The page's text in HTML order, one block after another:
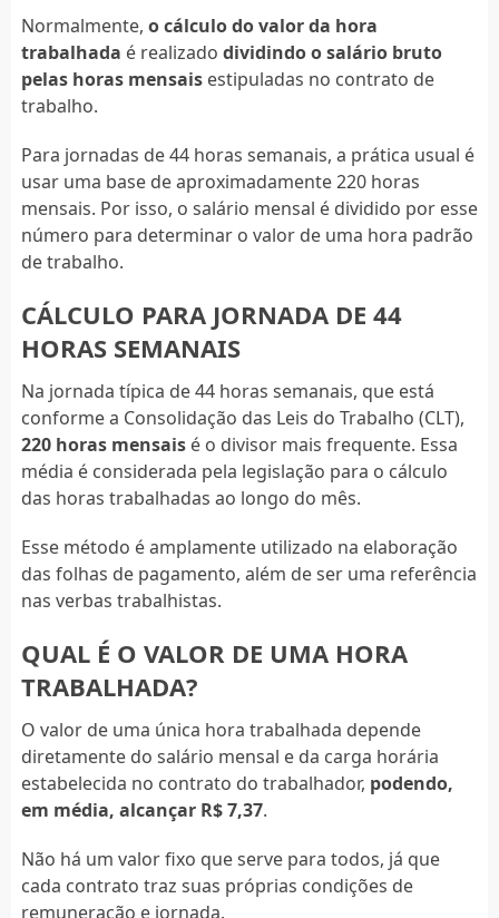
Normalmente, o cálculo do valor da hora
trabalhada é realizado dividindo o salário bruto
pelas horas mensaisestipuladas no contrato de
trabalho.
Para jornadas de 44 horas semanais, a prática usual é
usar uma base de aproximadamente 220 horas
mensais. Por isso, o salário mensal é dividido por esse
número para determinar o valor de uma hora padrão
de trabalho.
CÁLCULO PARA JORNADA DE 44
HORAS SEMANAIS
Na jornada típica de 44 horas semanais, que está
conforme a Consolidação das Leis do Trabalho (CLT),
220 horas mensaisé o divisor mais frequente. Essa
média é considerada pela legislação para o cálculo
das horas trabalhadas ao longo do mês.
Esse método é amplamente utilizado na elaboração
das folhas de pagamento, além de ser uma referência
nas verbas trabalhistas.
QUAL É O VALOR DE UMA HORA
TRABALHADA?
O valor de uma única hora trabalhada depende
diretamente do salário mensal e da carga horária
estabelecida no contrato do trabalhador, podendo,
em média, alcançar R$ 7,37.
Não há um valor fixo que serve para todos, já que
cada contrato traz suas próprias condições de
remuneração e jornada.